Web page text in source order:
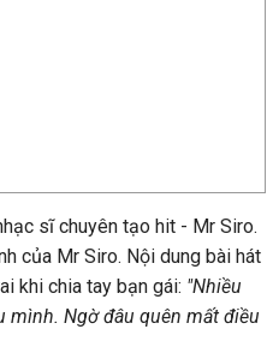
sĩ chuyên tạo hit - Mr Siro.
của Mr Siro. Nội dung bài hát
khi chia tay bạn gái: "Nhiều
Ngờ đâu quên mất điều